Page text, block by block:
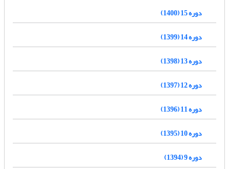
دوره 15 (1400)
دوره 14 (1399)
دوره 13 (1398)
دوره 12 (1397)
دوره 11 (1396)
دوره 10 (1395)
دوره 9 (1394)